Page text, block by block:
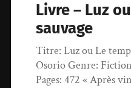
Livre – Luz
sauvage
Titre: Luz ou Le
Osorio Genre:
Pages: 472 « Après